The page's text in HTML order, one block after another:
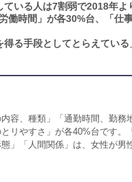
いる人は7割弱で2018年
働時間」が各30%台、「仕
る手段としてとらえてい
容、種類」「通勤時間、勤務
リやすさ」が各40%台です
」「人間関係」は、女性が男